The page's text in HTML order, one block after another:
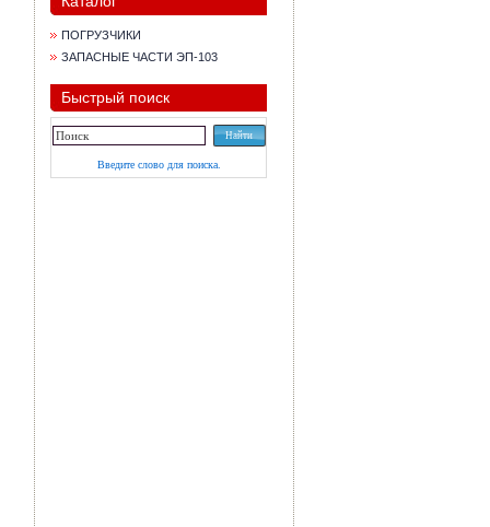
ПОГРУЗЧИКИ
ЗАПАСНЫЕ ЧАСТИ ЭП-103
Быстрый поиск
Введите слово для поиска.